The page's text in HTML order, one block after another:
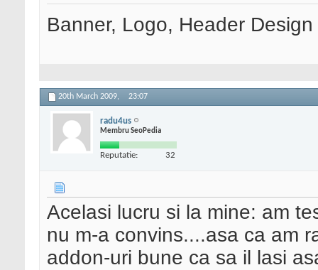
Banner, Logo, Header
20th March 2009, 23:07
radu4us
Membru SeoPedia
Reputatie: 32
Acelasi lucru si la mine: am
nu m-a convins....asa ca am
addon-uri bune ca sa il lasi